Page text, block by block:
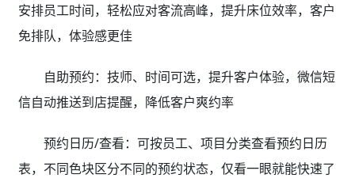
安排员工时间，轻松应对客流高峰，提升床位效率，客户
免排队，体验感更佳
自助预约：技师、时间可选，提升客户体验，微信短
信自动推送到店提醒，降低客户爽约率
预约日历/查看：可按员工、项目分类查看预约日历
表，不同色块区分不同的预约状态，仅看一眼就能快速了